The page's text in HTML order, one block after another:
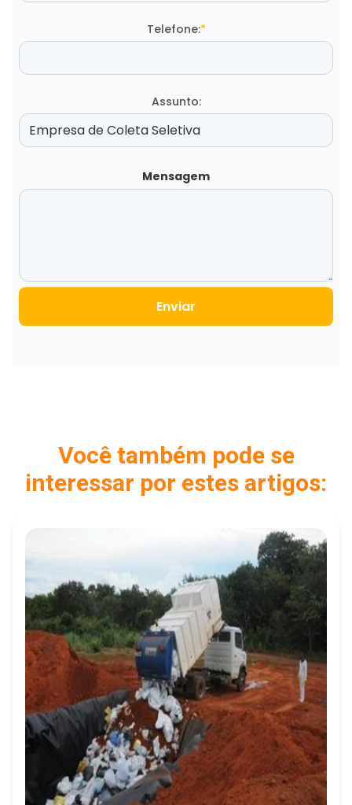
Telefone:*
Assunto:
Mensagem
Enviar
Você também pode se
interessar por estes artigos: